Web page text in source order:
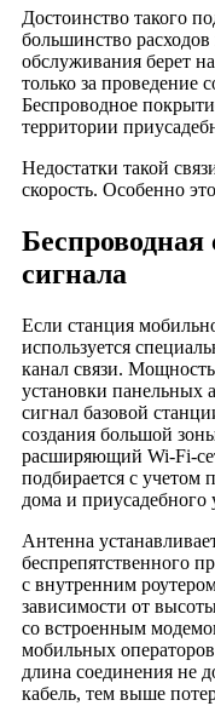
Петровский
Плаза
Планета
Платинум
Праздник
Преображенский
Принц плаза
ПрофТехСервис
Пруды
Пушкино
Пятницкий
Радужный
Райкин Плаза
Рапира
Реутов
Реутов Парк
Речной
Ривьера
Достоинство такого
большинство
обслуживания берет
только за проведение
Беспроводное
территории
Недостатки такой
скорость. Особенно
Беспроводная
сигнала
Если станция
используется
канал связи.
установки панельных
сигнал базовой
создания большой
расширяющий Wi-Fi-
подбирается с учетом
дома и приусадебного
Антенна
беспрепятственного
с внутренним
зависимости от
со встроенным
мобильных
длина соединения не
кабель, тем выше